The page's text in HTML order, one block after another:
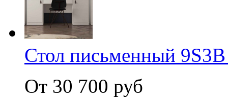
Стол письменный
От 30 700 руб